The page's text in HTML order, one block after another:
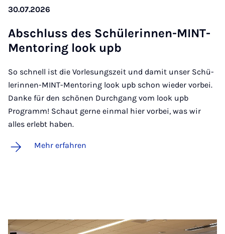
30.07.2026
Ab­schluss des Schü­le­rin­nen-MINT-
Men­to­ring look upb
So schnell ist die Vorlesungszeit und damit unser Schü­
le­rin­nen-MINT-Men­to­ring look upb schon wieder vorbei.
Danke für den schönen Durchgang vom look upb
Programm! Schaut gerne einmal hier vorbei, was wir
alles erlebt haben.
Mehr erfahren